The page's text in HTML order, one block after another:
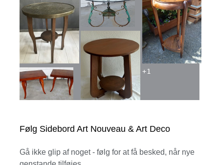
Følg Sidebord Art Nouveau & Art Deco
Gå ikke glip af noget - følg for at få besked, når nye
+1